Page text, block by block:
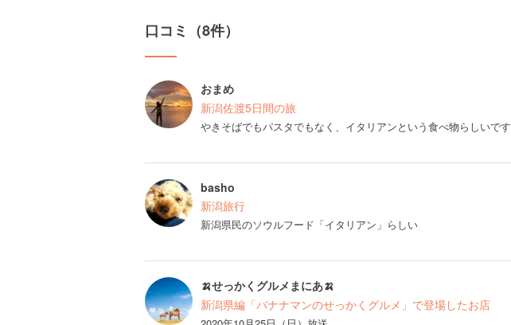
口コミ（8件）
おまめ
新潟佐渡5日間の旅
やきそばでもパスタでもなく、イタリアンという食べ物らしいです
basho
新潟旅行
新潟県民のソウルフード「イタリアン」らしい
🍌せっかくグルメまにあ🍌
新潟県編「バナナマンのせっかくグルメ」で登場したお店